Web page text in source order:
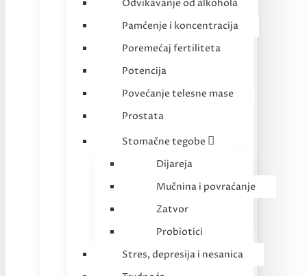
Odvikavanje od alkohola
Pamćenje i koncentracija
Poremećaj fertiliteta
Potencija
Povećanje telesne mase
Prostata
Stomačne tegobe
Dijareja
Mučnina i povraćanje
Zatvor
Probiotici
Stres, depresija i nesanica